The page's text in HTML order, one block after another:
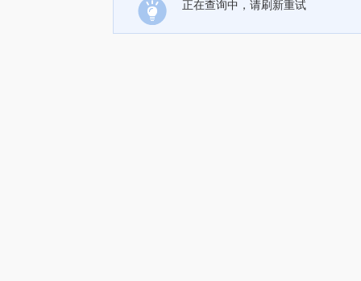
正在查询中，请刷新重试